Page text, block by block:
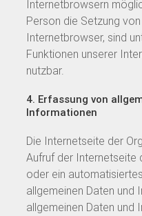
Internetbrowsern
Person die Setzung
Internetbrowser, sind
Funktionen unserer
nutzbar.
4. Erfassung von
Informationen
Die Internetseite der
Aufruf der Internetseite
oder ein
allgemeinen Daten und
allgemeinen Daten und